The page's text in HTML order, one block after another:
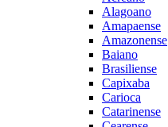
Alagoano
Amapaense
Amazonense
Baiano
Brasiliense
Capixaba
Carioca
Catarinense